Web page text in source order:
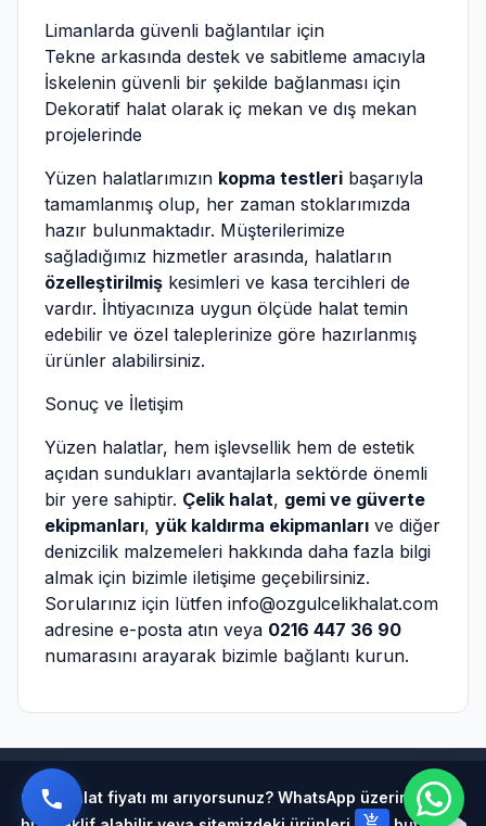
Limanlarda güvenli bağlantılar için
Tekne arkasında destek ve sabitleme amacıyla
İskelenin güvenli bir şekilde bağlanması için
Dekoratif halat olarak iç mekan ve dış mekan
projelerinde
Yüzen halatlarımızın kopma testleri başarıyla
tamamlanmış olup, her zaman stoklarımızda
hazır bulunmaktadır. Müşterilerimize
sağladığımız hizmetler arasında, halatların
özelleştirilmiş kesimleri ve kasa tercihleri de
vardır. İhtiyacınıza uygun ölçüde halat temin
edebilir ve özel taleplerinize göre hazırlanmış
ürünler alabilirsiniz.
Sonuç ve İletişim
Yüzen halatlar, hem işlevsellik hem de estetik
açıdan sundukları avantajlarla sektörde önemli
bir yere sahiptir. Çelik halat, gemi ve güverte
ekipmanları, yük kaldırma ekipmanları ve diğer
denizcilik malzemeleri hakkında daha fazla bilgi
almak için bizimle iletişime geçebilirsiniz.
Sorularınız için lütfen info@ozgulcelikhalat.com
adresine e-posta atın veya 0216 447 36 90
numarasını arayarak bizimle bağlantı kurun.
Çelik halat fiyatı mı arıyorsunuz? WhatsApp üzerinden
add_shopping_cart